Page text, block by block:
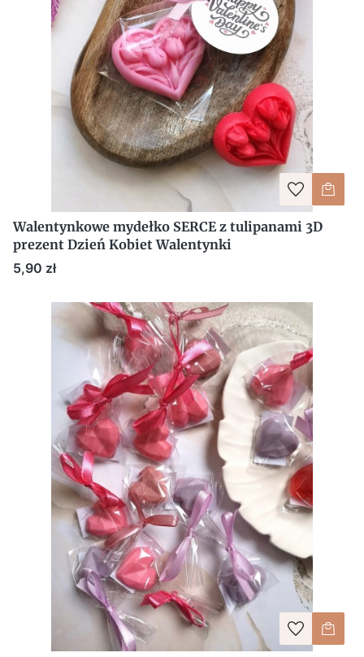
Walentynkowe mydełko SERCE z tulipanami 3D
prezent Dzień Kobiet Walentynki
Cena
5,90 zł